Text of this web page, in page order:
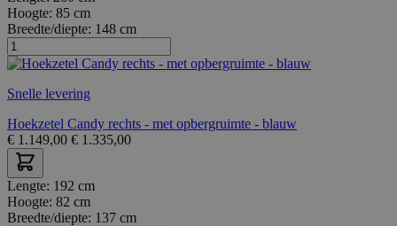
Hoogte: 85 cm
Breedte/diepte: 148 cm
Snelle levering
Hoekzetel Candy rechts - met opbergruimte - blauw
€ 1.149,00 € 1.335,00
Lengte: 192 cm
Hoogte: 82 cm
Breedte/diepte: 137 cm